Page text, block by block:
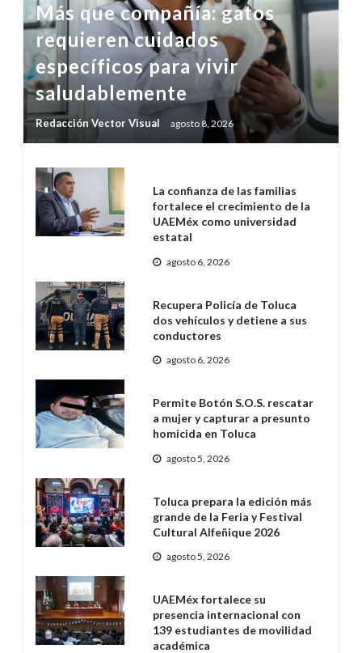
Más que compañía: gatos
requieren cuidados
específicos para vivir
saludablemente
Redacción Vector Visual agosto 8, 2026
La confianza de las familias
fortalece el crecimiento de la
UAEMéx como universidad
estatal
agosto 6, 2026
Recupera Policía de Toluca
dos vehículos y detiene a sus
conductores
agosto 6, 2026
Permite Botón S.O.S. rescatar
a mujer y capturar a presunto
homicida en Toluca
agosto 5, 2026
Toluca prepara la edición más
grande de la Feria y Festival
Cultural Alfeñique 2026
agosto 5, 2026
UAEMéx fortalece su
presencia internacional con
139 estudiantes de movilidad
académica